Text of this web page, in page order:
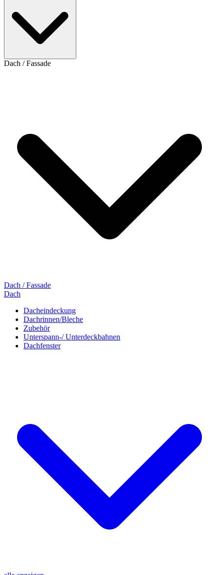
Dach / Fassade
Dach / Fassade
Dach
Dacheindeckung
Dachrinnen/Bleche
Zubehör
Unterspann-/ Unterdeckbahnen
Dachfenster